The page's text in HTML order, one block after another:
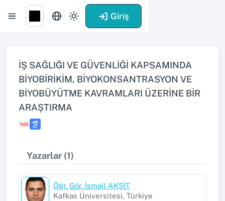
Giriş
İŞ SAĞLIĞI VE GÜVENLİĞİ KAPSAMINDA
BİYOBİRİKİM, BİYOKONSANTRASYON VE
BİYOBÜYÜTME KAVRAMLARI ÜZERİNE BİR
ARAŞTIRMA
Yazarlar (1)
Öğr. Gör. İsmail AKŞİT
Kafkas Üniversitesi, Türkiye